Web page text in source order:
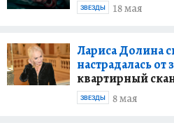
18 мая
ЗВЕЗДЫ
Лариса Долина
настрадалась
квартирный
8 мая
ЗВЕЗДЫ